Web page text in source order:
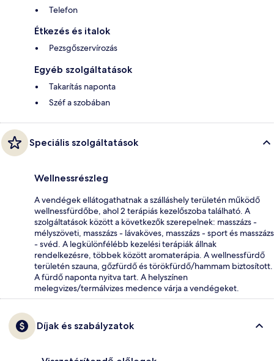
Telefon
Étkezés és italok
Pezsgőszervírozás
Egyéb szolgáltatások
Takarítás naponta
Széf a szobában
Speciális szolgáltatások
Wellnessrészleg
A vendégek ellátogathatnak a szálláshely területén működő
wellnessfürdőbe, ahol 2 terápiás kezelőszoba található. A
szolgáltatások között a következők szerepelnek: masszázs -
mélyszöveti, masszázs - lávaköves, masszázs - sport és masszázs
- svéd. A legkülönfélébb kezelési terápiák állnak
rendelkezésre, többek között aromaterápia. A wellnessfürdő
területén szauna, gőzfürdő és törökfürdő/hammam biztosított.
A fürdő naponta nyitva tart. A helyszínen
melegvizes/termálvizes medence várja a vendégeket.
Díjak és szabályzatok